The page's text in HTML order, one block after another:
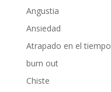
Angustia
Ansiedad
Atrapado en el tiempo
burn out
Chiste